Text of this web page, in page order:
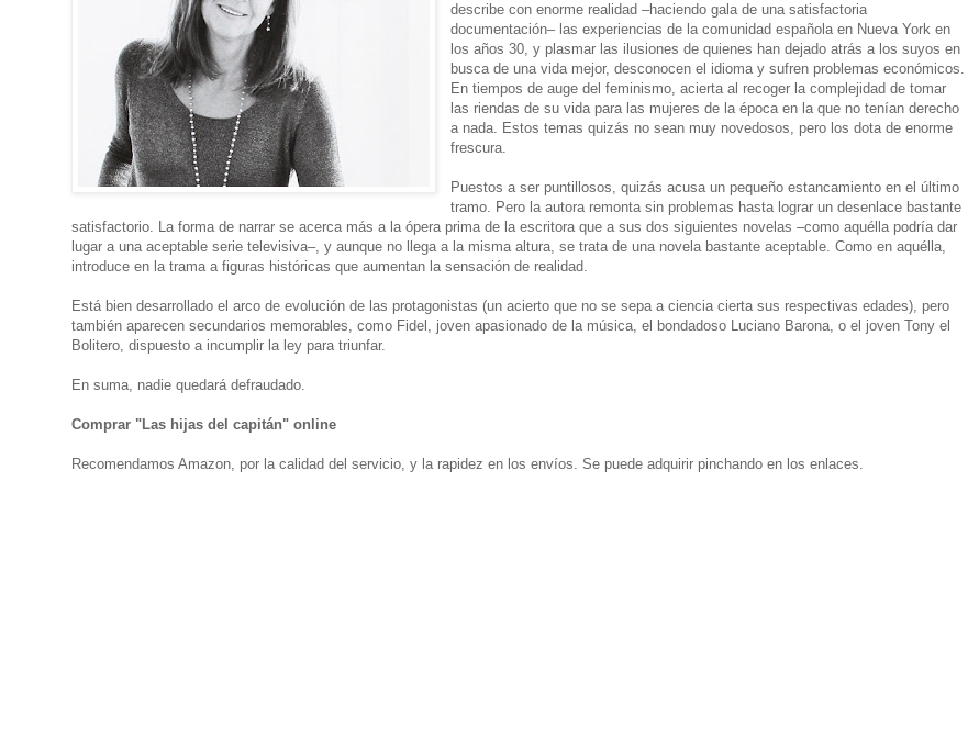
describe con enorme realidad –haciendo gala de una satisfactoria
documentación– las experiencias de la comunidad española en Nueva York en
los años 30, y plasmar las ilusiones de quienes han dejado atrás a los suyos en
busca de una vida mejor, desconocen el idioma y sufren problemas económicos.
En tiempos de auge del feminismo, acierta al recoger la complejidad de tomar
las riendas de su vida para las mujeres de la época en la que no tenían derecho
a nada. Estos temas quizás no sean muy novedosos, pero los dota de enorme
frescura.
Puestos a ser puntillosos, quizás acusa un pequeño estancamiento en el último
tramo. Pero la autora remonta sin problemas hasta lograr un desenlace bastante
satisfactorio. La forma de narrar se acerca más a la ópera prima de la escritora que a sus dos siguientes novelas –como aquélla podría dar
lugar a una aceptable serie televisiva–, y aunque no llega a la misma altura, se trata de una novela bastante aceptable. Como en aquélla,
introduce en la trama a figuras históricas que aumentan la sensación de realidad.
Está bien desarrollado el arco de evolución de las protagonistas (un acierto que no se sepa a ciencia cierta sus respectivas edades), pero
también aparecen secundarios memorables, como Fidel, joven apasionado de la música, el bondadoso Luciano Barona, o el joven Tony el
Bolitero, dispuesto a incumplir la ley para triunfar.
En suma, nadie quedará defraudado.
Comprar "Las hijas del capitán" online
Recomendamos Amazon, por la calidad del servicio, y la rapidez en los envíos. Se puede adquirir pinchando en los enlaces.